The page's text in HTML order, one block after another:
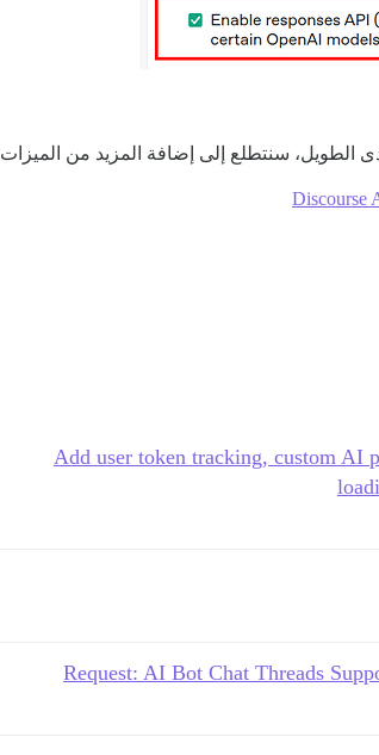
الطويل، سنتطلع إلى إضافة المزيد من
Discourse
[Ai Bot] Add user token tracking,
Request: AI Bot Chat Threads